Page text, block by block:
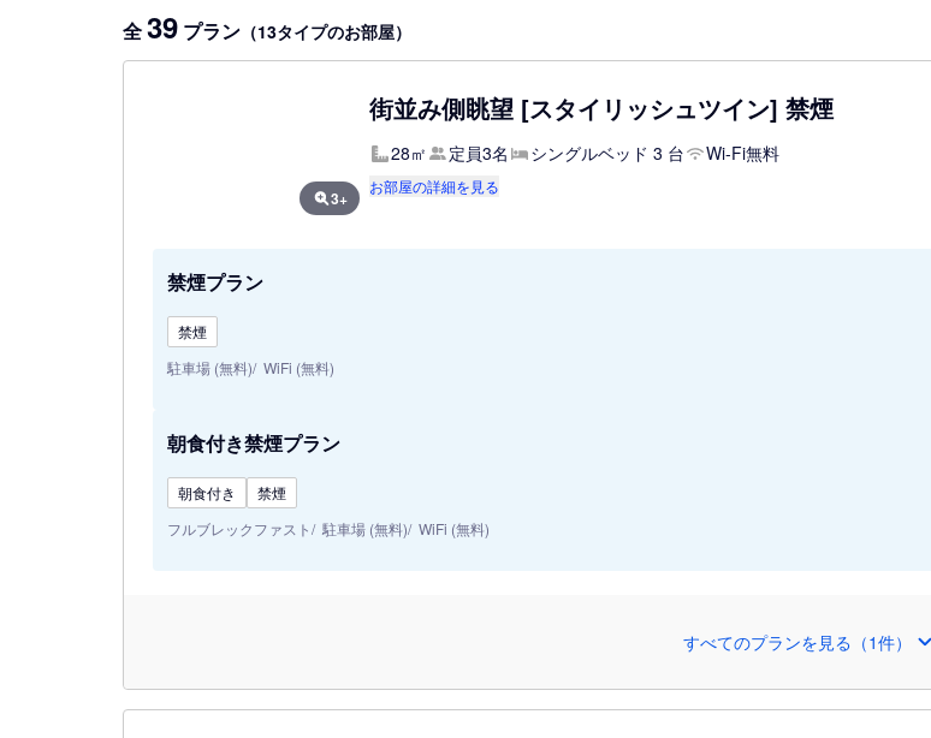
全39 プラン （13タイプのお部屋）
3+
街並み側眺望 [スタイリッシュツイン] 禁煙
28㎡ 定員3名 シングルベッド 3 台 Wi-Fi無料
お部屋の詳細を見る
禁煙プラン
禁煙
駐車場 (無料) WiFi (無料)
朝食付き禁煙プラン
朝食付き
禁煙
フルブレックファスト
駐車場 (無料) WiFi (無料)
すべてのプランを見る（1件）